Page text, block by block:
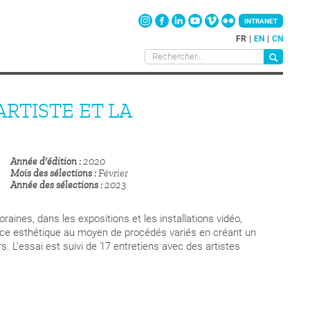
FR EN CN
INTRANET
ET LA
Année d'édition 2020
Mois des sélections Février
Année des sélections 2023
dans les expositions et les installations vidéo,
esthétique au moyen de procédés variés en créant un
L'essai est suivi de 17 entretiens avec des artistes